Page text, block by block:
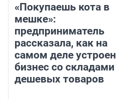
«Покупаешь кота в
мешке»:
предприниматель
рассказала, как на
самом деле устроен
бизнес со складами
дешевых товаров